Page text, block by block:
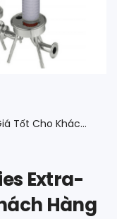
Lõi Lọc Chất Lỏng Series Extra-Flow – Giá Tốt Cho Khách Hàng
Extra-
Hàng